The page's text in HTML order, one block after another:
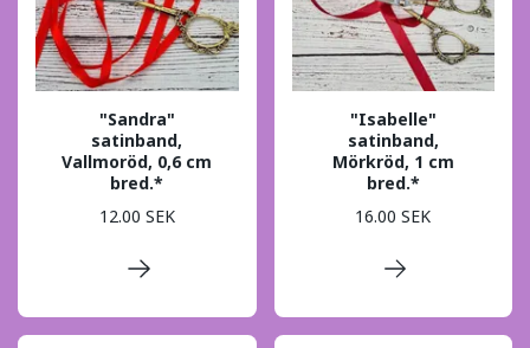
"Sandra"
satinband,
Vallmoröd, 0,6 cm
bred.*
12.00 SEK
"Isabelle"
satinband,
Mörkröd, 1 cm
bred.*
16.00 SEK